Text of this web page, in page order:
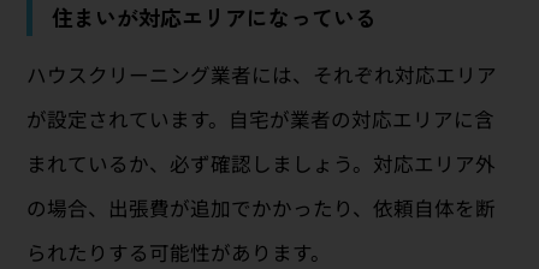
住まいが対応エリアになっている
ハウスクリーニング業者には、それぞれ対応エリア
が設定されています。自宅が業者の対応エリアに含
まれているか、必ず確認しましょう。対応エリア外
の場合、出張費が追加でかかったり、依頼自体を断
られたりする可能性があります。